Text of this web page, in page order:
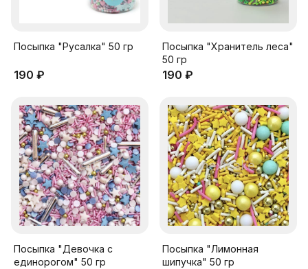
Посыпка "Русалка" 50 гр
190 ₽
Посыпка "Хранитель леса"
50 гр
190 ₽
Посыпка "Девочка с
единорогом" 50 гр
Посыпка "Лимонная
шипучка" 50 гр